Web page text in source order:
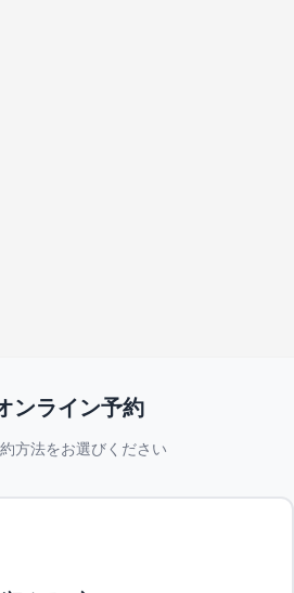
ンライン予約
方法をお選びください